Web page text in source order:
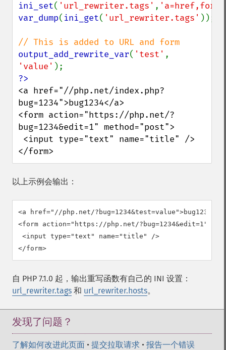
ini_set( 'url_rewriter.tags' ,
var_dump( ini_get( 'url_rewriter.tags' ));
output_add_rewrite_var( 'test'
'value'
<a href="//php.net/index.php?
bug=1234">bug1234</a>
<form action="https://php.net/?
bug=1234&edit=1" method="post">
</form>
以上示例会输出：
<a href="//php.net/?bug=1234&test=value">bug1234</
<form action="https://php.net/?bug=1234&edit=1"
<input type="text" name="title" />
自 PHP 7.1.0 起，输出重写函数有自己的 INI 设置：
url_rewriter.tags 和 url_rewriter.hosts。
发现了问题？
了解如何改进此页面 • 提交拉取请求 • 报告一个错误